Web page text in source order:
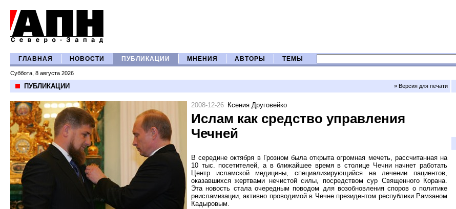
ГЛАВНАЯ НОВОСТИ ПУБЛИКАЦИИ МНЕНИЯ АВТОРЫ ТЕМЫ
Суббота, 8 августа 2026
ПУБЛИКАЦИИ » Версия для печати
2008-12-26 Ксения Друговейко
Ислам как средство управления
Чечней
В середине октября в Грозном была открыта огромная мечеть, рассчитанная на
10 тыс. посетителей, а в ближайшее время в столице Чечни начнет работать
Центр исламской медицины, специализирующийся на лечении пациентов,
оказавшихся жертвами нечистой силы, посредством сур Священного Корана.
Эта новость стала очередным поводом для возобновления споров о политике
реисламизации, активно проводимой в Чечне президентом республики Рамзаном
Кадыровым.